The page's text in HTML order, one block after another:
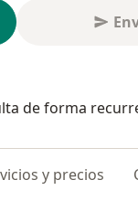
de forma
y precios